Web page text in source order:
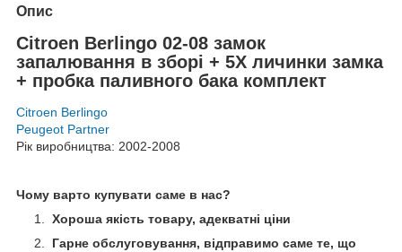
Опис
Citroen Berlingo 02-08 замок
запалювання в зборі + 5X личинки замка
+ пробка паливного бака комплект
Citroen Berlingo
Peugeot Partner
Рік виробництва: 2002-2008
Чому варто купувати саме в нас?
Хороша якість товару, адекватні ціни
Гарне обслуговування, відправимо саме те, що